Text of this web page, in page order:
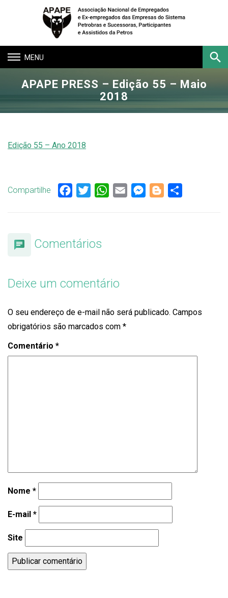
Toggle
navigation
Buscar
APAPE PRESS – Edição 55 – Maio
2018
Edição 55 – Ano 2018
Compartilhe Facebook
TwitterWhatsApp
Email Messenger
Blogger
Comentários
Deixe um comentário
O seu endereço de e-mail não será publicado. Campos
obrigatórios são marcados com *
Comentário *
Nome *
E-mail *
Site